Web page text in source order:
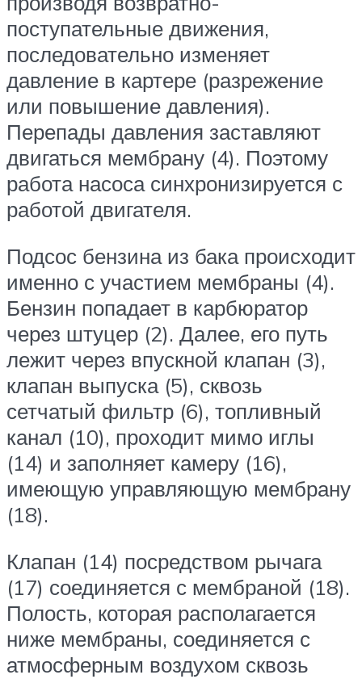
поступательные движения,
последовательно изменяет
давление в картере (разрежение
или повышение давления).
Перепады давления заставляют
двигаться мембрану (4). Поэтому
работа насоса синхронизируется с
работой двигателя.
Подсос бензина из бака происходит
именно с участием мембраны (4).
Бензин попадает в карбюратор
через штуцер (2). Далее, его путь
лежит через впускной клапан (3),
клапан выпуска (5), сквозь
сетчатый фильтр (6), топливный
канал (10), проходит мимо иглы
(14) и заполняет камеру (16),
имеющую управляющую мембрану
(18).
Клапан (14) посредством рычага
(17) соединяется с мембраной (18).
Полость, которая располагается
ниже мембраны, соединяется с
атмосферным воздухом сквозь